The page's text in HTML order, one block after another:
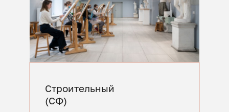
Строительный
(СФ)